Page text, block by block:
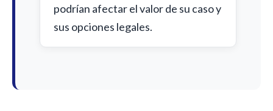
podrían afectar el valor de su caso y
sus opciones legales.